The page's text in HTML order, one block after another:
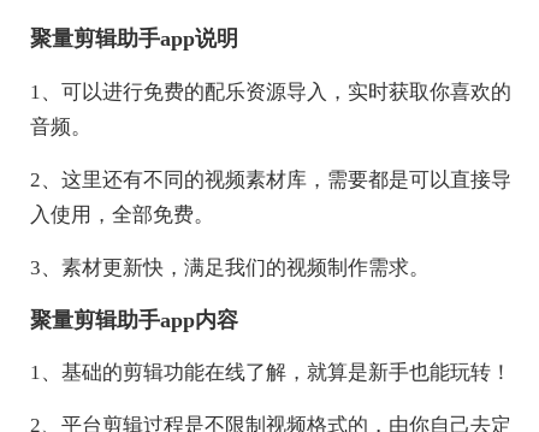
聚量剪辑助手app说明
1、可以进行免费的配乐资源导入，实时获取你喜欢的
音频。
2、这里还有不同的视频素材库，需要都是可以直接导
入使用，全部免费。
3、素材更新快，满足我们的视频制作需求。
聚量剪辑助手app内容
1、基础的剪辑功能在线了解，就算是新手也能玩转！
2、平台剪辑过程是不限制视频格式的，由你自己去定